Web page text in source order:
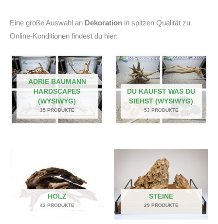
Eine große Auswahl an Dekoration in spitzen Qualität zu
Online-Konditionen findest du hier:
ADRIE BAUMANN
HARDSCAPES
(WYSIWYG)
35 PRODUKTE
DU KAUFST WAS DU
SIEHST (WYSIWYG)
53 PRODUKTE
HOLZ
43 PRODUKTE
STEINE
29 PRODUKTE